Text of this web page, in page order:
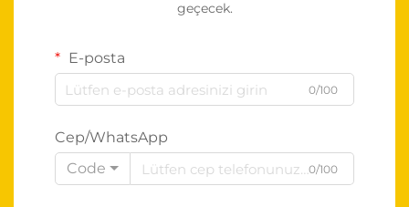
geçecek.
E-posta
0/100
Cep/WhatsApp
Code
0/100